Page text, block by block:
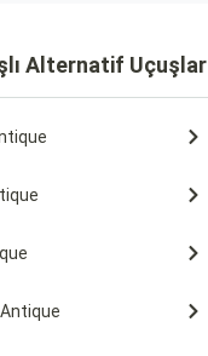
Alternatif Uçuşlar